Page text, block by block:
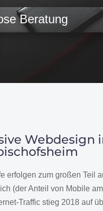
Beratung
Webdesign
erfolgen zum großen Teil
(der Anteil von Mobile am
Traffic stieg 2018 auf